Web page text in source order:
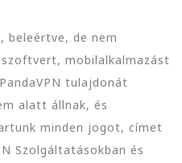
beleértve, de nem
szoftvert, mobilalkalmazást
tulajdonát
alatt állnak, és
minden jogot, címet
Szolgáltatásokban és